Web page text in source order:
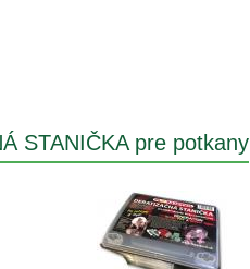
STANIČKA pre potkany